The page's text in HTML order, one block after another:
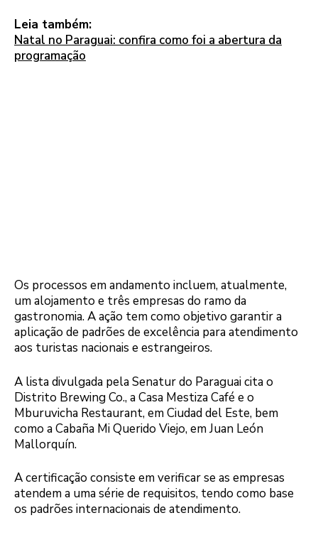
Leia também:
Natal no Paraguai: confira como foi a abertura da
programação
Os processos em andamento incluem, atualmente,
um alojamento e três empresas do ramo da
gastronomia. A ação tem como objetivo garantir a
aplicação de padrões de excelência para atendimento
aos turistas nacionais e estrangeiros.
A lista divulgada pela Senatur do Paraguai cita o
Distrito Brewing Co., a Casa Mestiza Café e o
Mburuvicha Restaurant, em Ciudad del Este, bem
como a Cabaña Mi Querido Viejo, em Juan León
Mallorquín.
A certificação consiste em verificar se as empresas
atendem a uma série de requisitos, tendo como base
os padrões internacionais de atendimento.